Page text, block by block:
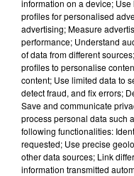
Mentions Légales
Politique de
Gestion des
information on a device;
profiles for personalised
advertising; Measure
performance; Understand
of data from different
profiles to personalise
content; Use limited data to
detect fraud, and fix errors;
Save and communicate
process personal data such
following functionalities:
requested; Use precise
other data sources; Link
information transmitted